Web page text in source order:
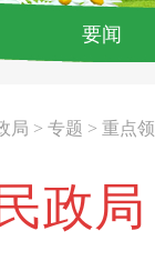
要闻
局 > 专题 > 重点
政